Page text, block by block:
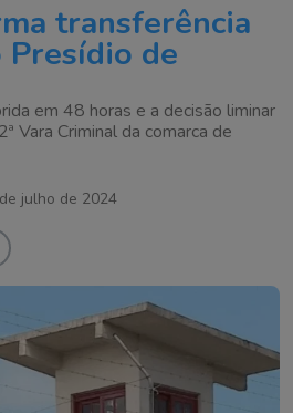
transferência
Presídio de
em 48 horas e a decisão liminar
Vara Criminal da comarca de
julho de 2024